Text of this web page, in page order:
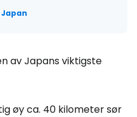
Japan
av Japans viktigste
øy ca. 40 kilometer sør